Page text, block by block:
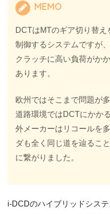
MEMO
DCTはMTのギア切り替
制御するシステムですが
クラッチに高い負荷がか
あります。
欧州ではそこまで問題が
道路環境ではDCTにかか
外メーカーはリコールを
ダも全く同じ道を辿るこ
に繋がりました。
i-DCDのハイブリッドシス